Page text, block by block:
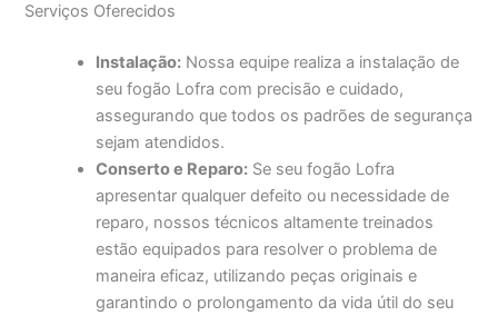
Serviços Oferecidos
Instalação: Nossa equipe realiza a instalação de
seu fogão Lofra com precisão e cuidado,
assegurando que todos os padrões de segurança
sejam atendidos.
Conserto e Reparo: Se seu fogão Lofra
apresentar qualquer defeito ou necessidade de
reparo, nossos técnicos altamente treinados
estão equipados para resolver o problema de
maneira eficaz, utilizando peças originais e
garantindo o prolongamento da vida útil do seu